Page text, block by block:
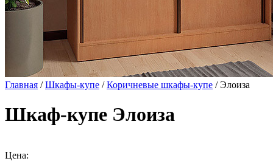
Главная /Шкафы-купе /Коричневые шкафы-купе / Элоиза
Шкаф-купе Элоиза
Цена: